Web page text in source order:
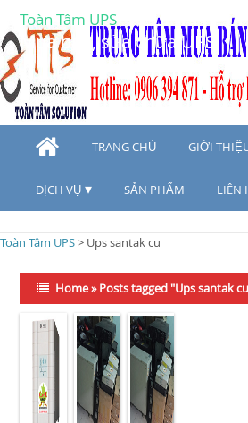
Toàn Tâm UPS
Mua bán, sửa chữa UPS
TRANG CHỦ GIỚI
DỊCH VỤ SẢN PHẨM LIÊN
Toàn Tâm UPS> Ups santak cu
Home»Posts tagged "Ups santak